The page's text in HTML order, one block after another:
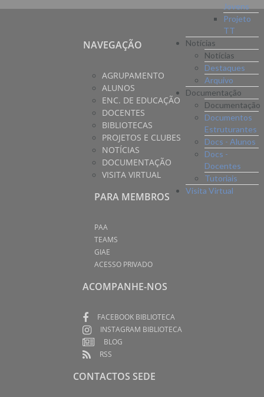
Jovens
Projeto
TT
Notícias
Notícias
Destaques
Arquivo
Documentação
Documentação
Documentos
Estruturantes
Docs - Alunos
Docs -
Docentes
Tutoriais
Visita Virtual
NAVEGAÇÃO
AGRUPAMENTO
ALUNOS
ENC. DE EDUCAÇÃO
DOCENTES
BIBLIOTECAS
PROJETOS E CLUBES
NOTÍCIAS
DOCUMENTAÇÃO
VISITA VIRTUAL
PARA MEMBROS
PAA
TEAMS
GIAE
ACESSO PRIVADO
ACOMPANHE-NOS
FACEBOOK BIBLIOTECA
INSTAGRAM BIBLIOTECA
BLOG
RSS
CONTACTOS SEDE